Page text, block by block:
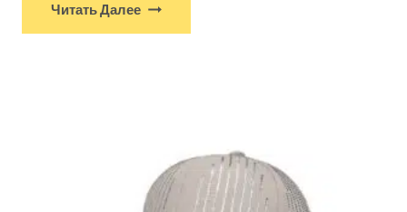
Читать Далее